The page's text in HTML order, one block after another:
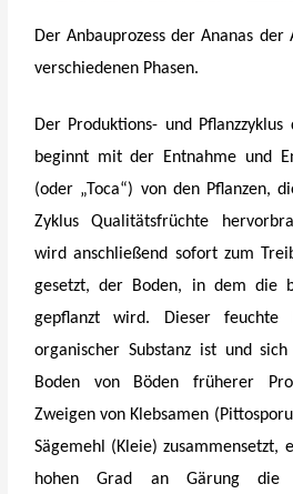
Der Anbauprozess der Ananas der
verschiedenen Phasen.
Der Produktions- und
beginnt mit der Entnahme und
(oder „Toca“) von den Pflanzen,
Zyklus Qualitätsfrüchte
wird anschließend sofort zum
gesetzt, der Boden, in dem die
gepflanzt wird. Dieser
organischer Substanz ist und
Boden von Böden früherer
Zweigen von Klebsamen
Sägemehl (Kleie) zusammensetzt,
hohen Grad an Gärung die